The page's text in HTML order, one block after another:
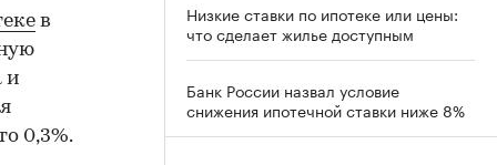
в
и
0,3%.
Низкие ставки по ипотеке или цены:
что сделает жилье доступным
Банк России назвал условие
снижения ипотечной ставки ниже 8%